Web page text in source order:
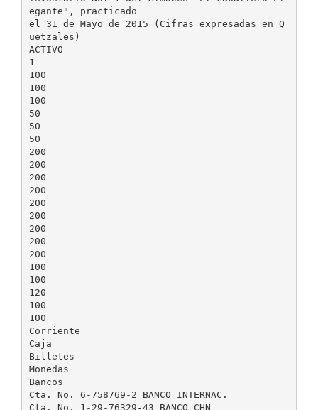
egante", practicado
el 31 de Mayo de 2015 (Cifras expresadas en Q
uetzales)
ACTIVO
1
100
100
100
50
50
50
200
200
200
200
200
200
200
200
200
100
100
120
100
100
Corriente
Caja
Billetes
Monedas
Bancos
Cta. No. 6-758769-2 BANCO INTERNAC.
Cta. No. 1-29-76329-43 BANCO CHN